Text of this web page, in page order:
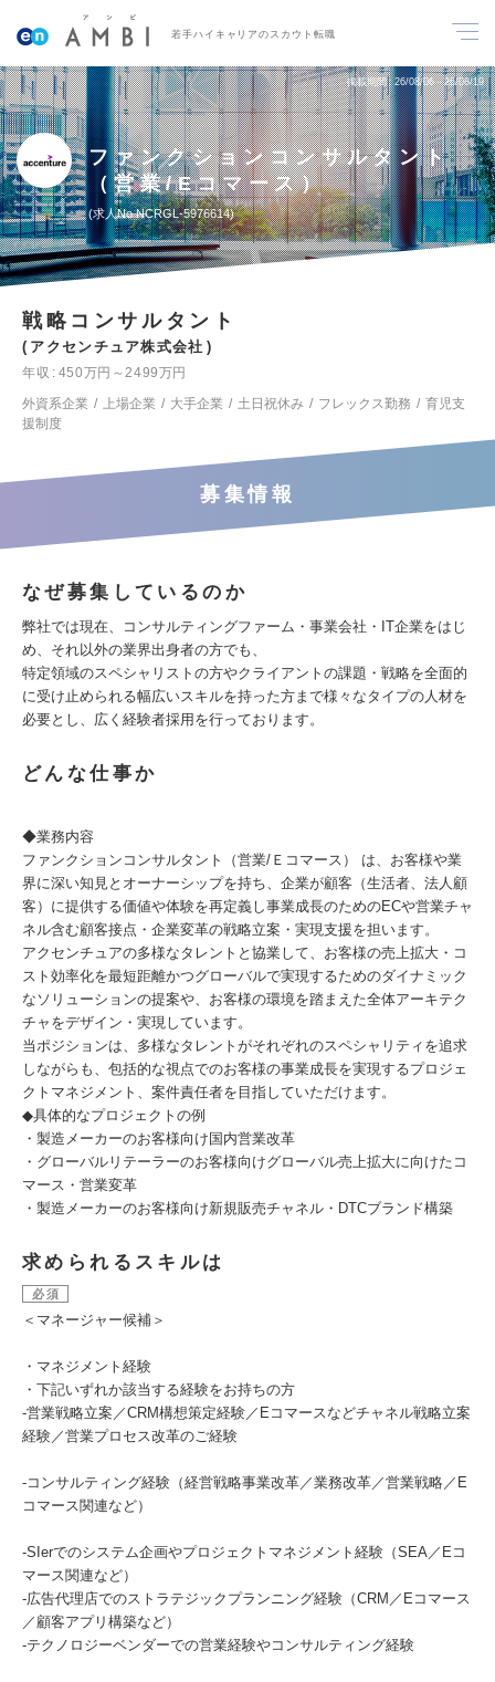
若手ハイキャリアのスカウト転職
掲載期間 26/08/06～26/08/19
ファンクションコンサルタント
（営業/Eコマース）
求人No.NCRGL-5976614
戦略コンサルタント
アクセンチュア株式会社
年収
450万円～2499万円
外資系企業
上場企業 大手企業 土日祝休み フレックス勤務
育児支
援制度
募集情報
なぜ募集しているのか
弊社では現在、コンサルティングファーム・事業会社・IT企業をはじ
め、それ以外の業界出身者の方でも、
特定領域のスペシャリストの方やクライアントの課題・戦略を全面的
に受け止められる幅広いスキルを持った方まで様々なタイプの人材を
必要とし、広く経験者採用を行っております。
どんな仕事か
◆業務内容
ファンクションコンサルタント（営業/Ｅコマース） は、お客様や業
界に深い知見とオーナーシップを持ち、企業が顧客（生活者、法人顧
客）に提供する価値や体験を再定義し事業成長のためのECや営業チャ
ネル含む顧客接点・企業変革の戦略立案・実現支援を担います。
アクセンチュアの多様なタレントと協業して、お客様の売上拡大・コ
スト効率化を最短距離かつグローバルで実現するためのダイナミック
なソリューションの提案や、お客様の環境を踏まえた全体アーキテク
チャをデザイン・実現しています。
当ポジションは、多様なタレントがそれぞれのスペシャリティを追求
しながらも、包括的な視点でのお客様の事業成長を実現するプロジェ
クトマネジメント、案件責任者を目指していただけます。
◆具体的なプロジェクトの例
・製造メーカーのお客様向け国内営業改革
・グローバルリテーラーのお客様向けグローバル売上拡大に向けたコ
マース・営業変革
・製造メーカーのお客様向け新規販売チャネル・DTCブランド構築
求められるスキルは
必須
＜マネージャー候補＞
・マネジメント経験
・下記いずれか該当する経験をお持ちの方
-営業戦略立案／CRM構想策定経験／Eコマースなどチャネル戦略立案
経験／営業プロセス改革のご経験
-コンサルティング経験（経営戦略事業改革／業務改革／営業戦略／E
コマース関連など）
-SIerでのシステム企画やプロジェクトマネジメント経験（SEA／Eコ
マース関連など）
-広告代理店でのストラテジックプランニング経験（CRM／Eコマース
／顧客アプリ構築など）
-テクノロジーベンダーでの営業経験やコンサルティング経験